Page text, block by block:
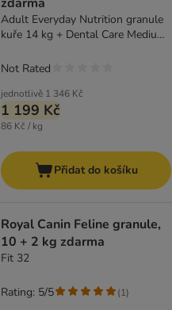
Adult Everyday Nutrition granule
kuře 14 kg + Dental Care Medium
jednotlivě 1 346 Kč
1 199 Kč
86 Kč / kg
Not Rated
Přidat do košíku
Royal Canin Feline granule,
10 + 2 kg zdarma
Fit 32
Rating: 5/5 (1)